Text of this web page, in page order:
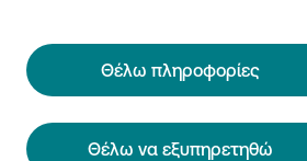
Θέλω πληροφορίες
Θέλω να εξυπηρετηθώ